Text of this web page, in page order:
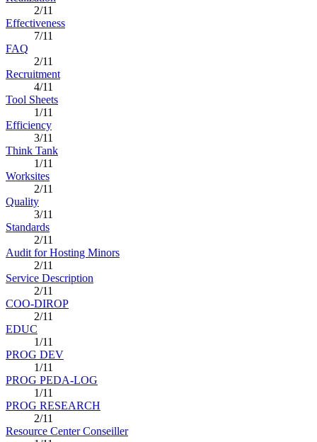
2/11
Effectiveness
7/11
FAQ
2/11
Recruitment
4/11
Tool Sheets
1/11
Efficiency
3/11
Think Tank
1/11
Worksites
2/11
Quality
3/11
Standards
2/11
Audit for Hosting Minors
2/11
Service Description
2/11
COO-DIROP
2/11
EDUC
1/11
PROG DEV
1/11
PROG PEDA-LOG
1/11
PROG RESEARCH
2/11
Resource Center Conseiller